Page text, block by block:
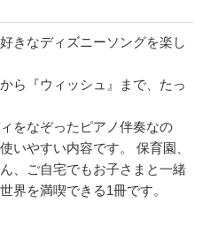
きなディズニーソングを楽し
ら『ウィッシュ』まで、たっ
をなぞったピアノ伴奏なの
いやすい内容です。 保育園、
、ご自宅でもお子さまと一緒
界を満喫できる1冊です。